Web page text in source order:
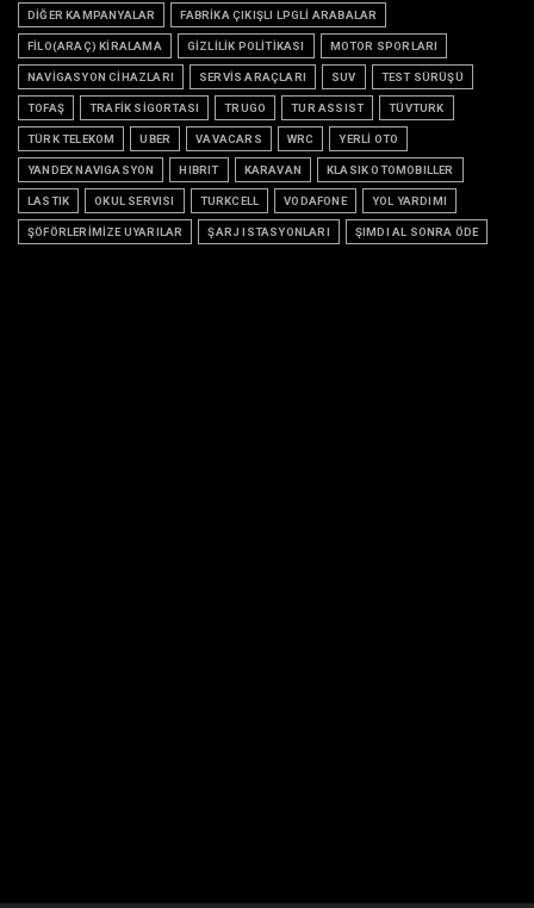
DİĞER KAMPANYALAR FABRİKA ÇIKIŞLI LPGLİ ARABALAR
FİLO(ARAÇ) KİRALAMA GİZLİLİK POLİTİKASI MOTOR SPORLARI
NAVİGASYON CİHAZLARI SERVİS ARAÇLARI SUV TEST SÜRÜŞÜ
TOFAŞ TRAFİK SİGORTASI TRUGO TUR ASSIST TÜVTURK
TÜRK TELEKOM UBER VAVACARS WRC YERLİ OTO
YANDEX NAVIGASYON HIBRIT KARAVAN KLASIK OTOMOBILLER
LASTIK OKUL SERVISI TURKCELL VODAFONE YOL YARDIMI
ŞÖFÖRLERİMİZE UYARILAR ŞARJ ISTASYONLARI ŞIMDI AL SONRA ÖDE